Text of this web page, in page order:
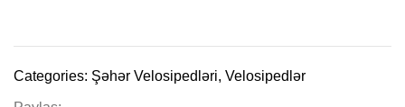
Categories: Şəhər Velosipedləri, Velosipedlər